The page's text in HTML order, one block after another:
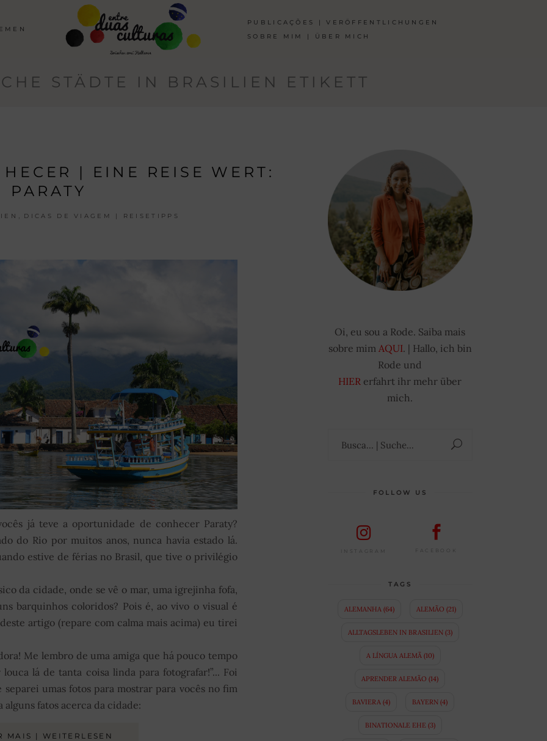
PUBLICAÇÕES | VERÖFFENTLICHUNGEN
SOBRE MIM | ÜBER MICH
STÄDTE IN BRASILIEN ETIKETT
| EINE REISE WERT:
PARATY
DICAS DE VIAGEM | REISETIPPS
já teve a oportunidade de conhecer Paraty?
do Rio por muitos anos, nunca havia estado lá.
estive de férias no Brasil, que tive o privilégio
da cidade, onde se vê o mar, uma igrejinha fofa,
barquinhos coloridos? Pois é, ao vivo o visual é
artigo (repare com calma mais acima) eu tirei
Me lembro de uma amiga que há pouco tempo
lá de tanta coisa linda para fotografar!”... Foi
umas fotos para mostrar para vocês no fim
alguns fatos acerca da cidade:
MAIS | WEITERLESEN
Oi, eu sou a Rode. Saiba mais
sobre mim AQUI. | Hallo, ich bin
Rode und
HIER erfahrt ihr mehr über
mich.
FOLLOW US
INSTAGRAM FACEBOOK
TAGS
ALEMANHA (64) ALEMÃO (21)
ALLTAGSLEBEN IN BRASILIEN(3)
A LÍNGUA ALEMÃ (10)
APRENDER ALEMÃO (14)
BAVIERA (4) BAYERN (4)
BINATIONALE EHE(3)